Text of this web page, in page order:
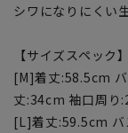
シワになりにくい
【サイズスペック】
[M]着丈:58.5cm
丈:34cm 袖口周り
[L]着丈:59.5cm